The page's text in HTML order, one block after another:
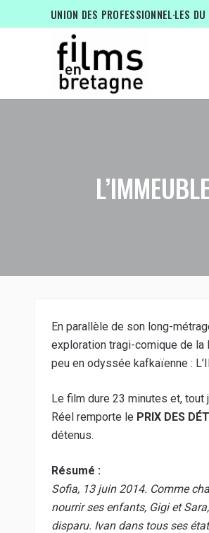
UNION DES PROFESSIONNEL·LES
En parallèle de son long-
exploration tragi-comique de la
peu en odyssée kafkaïenne :
Le film dure 23 minutes et,
Réel remporte le PRIX DES
détenus.
Résumé :
Sofia, 13 juin 2014. Comme
nourrir ses enfants, Gigi et
disparu. Ivan dans tous ses